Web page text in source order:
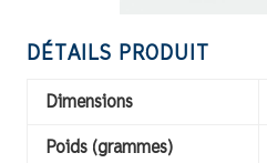
DÉTAILS PRODUIT
Dimensions
Poids (grammes)